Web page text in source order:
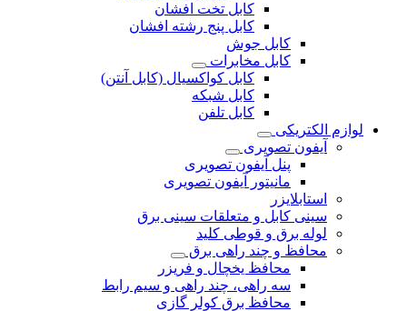
کابل تخت افشان
کابل پنج رشته افشان
کابل جوش
کابل مخابرات
کابل کواکسیال (کابل آنتن)
کابل شبکه
کابل تلفن
لوازم الکتریکی
آیفون تصویری
پنل آیفون تصویری
مانیتور آیفون تصویری
استابلایزر
سینی کابل و متعلقات سینی برق
لوله برق و قوطی کلید
محافظ و چند راهی برق
محافظ یخچال و فریزر
سه راهی، چند راهی و سیم رابط
محافظ برق کولر گازی